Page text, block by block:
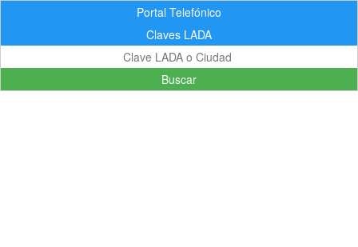
Portal Telefónico
Claves LADA
Buscar